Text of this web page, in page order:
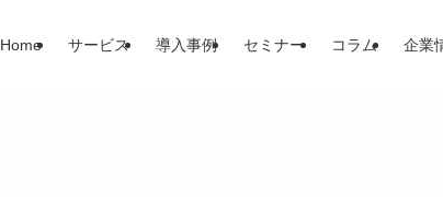
Home サービス 導入事例 セミナー コラム 企業